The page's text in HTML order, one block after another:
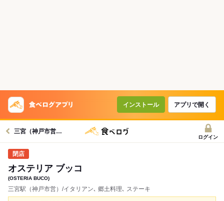
インストール アプリで開く
三宮（神戸市営）駅グルメへ
ログイン
オステリア ブッコ
(OSTERIA BUCO)
三宮駅（神戸市営）/イタリアン､ 郷土料理､ ステーキ